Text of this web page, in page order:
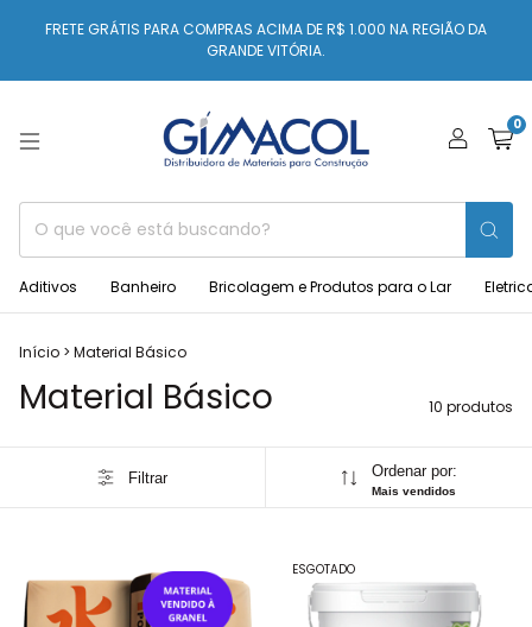
FRETE GRÁTIS PARA COMPRAS ACIMA DE R$ 1.000 NA REGIÃO DA
GRANDE VITÓRIA.
0
Aditivos Banheiro Bricolagem e Produtos para o Lar
Início > Material Básico
Material Básico 10 produtos
Filtrar Ordenar por:
Mais vendidos
ESGOTADO